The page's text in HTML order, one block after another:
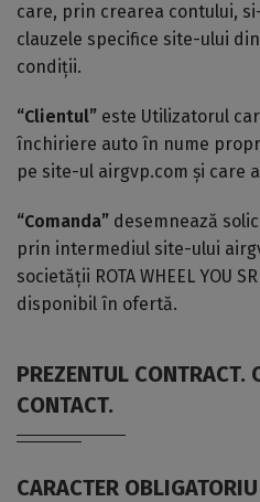
care, prin crearea contului,
clauzele specifice site-ului
condiții.
“Clientul” este Utilizatorul
închiriere auto în nume
pe site-ul airgvp.com și care
“Comanda” desemnează
prin intermediul site-ului
societății ROTA WHEEL YOU
disponibil în ofertă.
PREZENTUL CONTRACT.
CONTACT.
CARACTER OBLIGATORIU